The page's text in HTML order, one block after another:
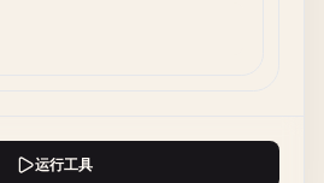
运行工具